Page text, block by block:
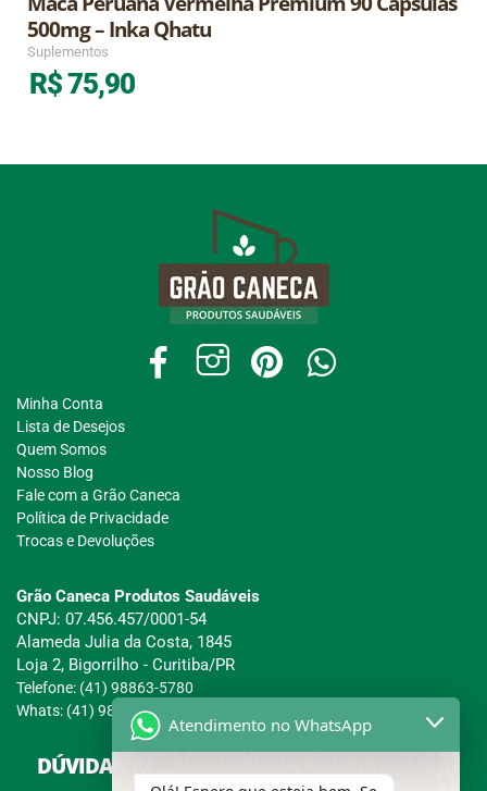
500mg – Inka Qhatu
Suplementos
R$75,90
Minha Conta
Lista de Desejos
Quem Somos
Nosso Blog
Fale com a Grão Caneca
Política de Privacidade
Trocas e Devoluções
Grão Caneca Produtos Saudáveis
CNPJ: 07.456.457/0001-54
Alameda Julia da Costa, 1845
Loja 2, Bigorrilho - Curitiba/PR
Telefone: (41) 98863-5780
Whats: (41) 98863-5780
DÚVIDAS SOBRE COMPRAS, PAGAMENTOS E
Atendimento no WhatsApp